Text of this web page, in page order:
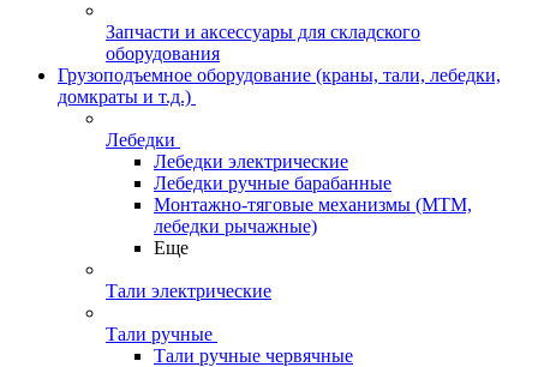
Запчасти и аксессуары для складского
оборудования
Грузоподъемное оборудование (краны, тали, лебедки,
домкраты и т.д.)
Лебедки
Лебедки электрические
Лебедки ручные барабанные
Монтажно-тяговые механизмы (МТМ,
лебедки рычажные)
Еще
Тали электрические
Тали ручные
Тали ручные червячные